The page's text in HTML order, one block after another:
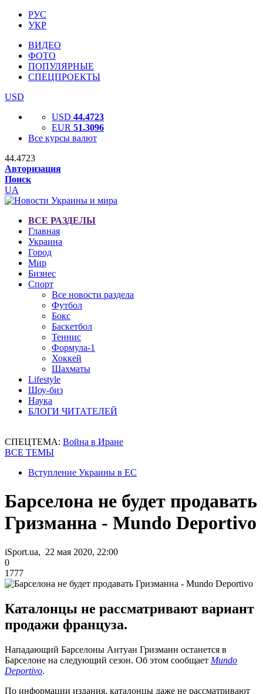
РУС
УКР
ВИДЕО
ФОТО
ПОПУЛЯРНЫЕ
СПЕЦПРОЕКТЫ
USD
USD 44.4723
EUR 51.3096
Все курсы валют
44.4723
Авторизация
Поиск
UA
ВСЕ РАЗДЕЛЫ
Главная
Украина
Город
Мир
Бизнес
Спорт
Все новости раздела
Футбол
Бокс
Баскетбол
Теннис
Формула-1
Хоккей
Шахматы
Lifestyle
Шоу-биз
Наука
БЛОГИ ЧИТАТЕЛЕЙ
СПЕЦТЕМА: Война в Иране
ВСЕ ТЕМЫ
Вступление Украины в ЕС
Барселона не будет продавать
Гризманна - Mundo Deportivo
iSport.ua, 22 мая 2020, 22:00
0
1777
Каталонцы не рассматривают вариант
продажи француза.
Нападающий Барселоны Антуан Гризманн останется в
Барселоне на следующий сезон. Об этом сообщает Mundo
Deportivo.
По информации издания, каталонцы даже не рассматривают